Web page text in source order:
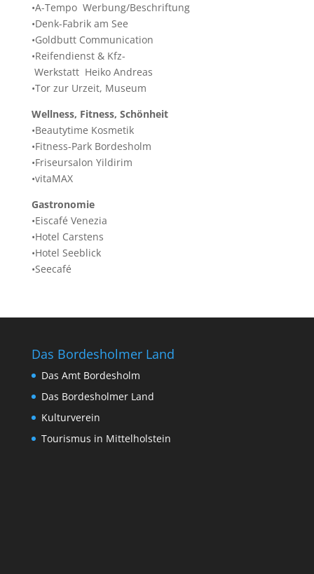
•A-Tempo Werbung/Beschriftung
•Denk-Fabrik am See
•Goldbutt Communication
•Reifendienst & Kfz-
Werkstatt Heiko Andreas
•Tor zur Urzeit, Museum
Wellness, Fitness, Schönheit
•Beautytime Kosmetik
•Fitness-Park Bordesholm
•Friseursalon Yildirim
•vitaMAX
Gastronomie
•Eiscafé Venezia
•Hotel Carstens
•Hotel Seeblick
•Seecafé
Das Bordesholmer Land
Das Amt Bordesholm
Das Bordesholmer Land
Kulturverein
Tourismus in Mittelholstein